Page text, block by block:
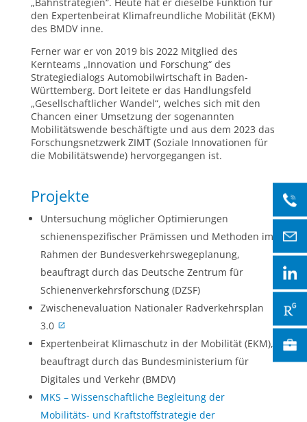
den Expertenbeirat Klimafreundliche Mobilität (EKM)
des BMDV inne.
Ferner war er von 2019 bis 2022 Mitglied des
Kernteams „Innovation und Forschung“ des
Strategiedialogs Automobilwirtschaft in Baden-
Württemberg. Dort leitete er das Handlungsfeld
„Gesellschaftlicher Wandel“, welches sich mit den
Chancen einer Umsetzung der sogenannten
Mobilitätswende beschäftigte und aus dem 2023 das
Forschungsnetzwerk ZIMT (Soziale Innovationen für
die Mobilitätswende) hervorgegangen ist.
Projekte
Untersuchung möglicher Optimierungen
schienenspezifischer Prämissen und Methoden im
Rahmen der Bundesverkehrswegeplanung,
beauftragt durch das Deutsche Zentrum für
Schienenverkehrsforschung (DZSF)
Zwischenevaluation Nationaler Radverkehrsplan
3.0
Expertenbeirat Klimaschutz in der Mobilität (EKM),
beauftragt durch das Bundesministerium für
Digitales und Verkehr (BMDV)
MKS – Wissenschaftliche Begleitung der
Mobilitäts- und Kraftstoffstrategie der